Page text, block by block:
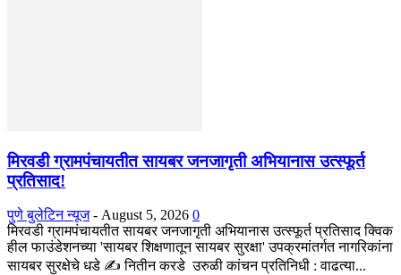
मिरवडी ग्रामपंचायतीत सायबर जनजागृती अभियानास उत्स्फूर्त
प्रतिसाद!
पुणे बुलेटिन न्यूज - August 5, 2026 0
मिरवडी ग्रामपंचायतीत सायबर जनजागृती अभियानास उत्स्फूर्त प्रतिसाद क्विक
हील फाउंडेशनच्या 'सायबर शिक्षणातून सायबर सुरक्षा' उपक्रमांतर्गत नागरिकांना
सायबर सुरक्षेचे धडे ✍️ नितीन करडे उरुळी कांचन प्रतिनिधी : वाढत्या...